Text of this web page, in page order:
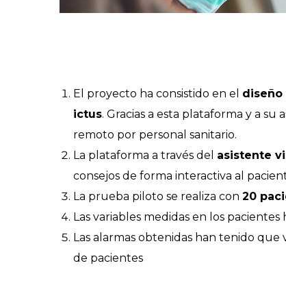
El proyecto ha consistido en el diseño
ictus. Gracias a esta plataforma y a
remoto por personal sanitario.
La plataforma a través del asistente
consejos de forma interactiva al
La prueba piloto se realiza con 20
Las variables medidas en los pacientes
Las alarmas obtenidas han tenido que
de pacientes